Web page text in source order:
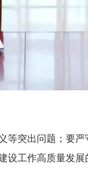
突出问题；要严
工作高质量发展